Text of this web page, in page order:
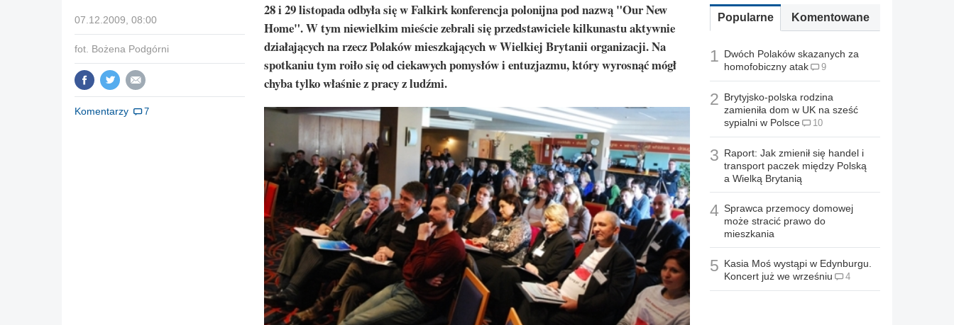
07.12.2009, 08:00
fot. Bożena Podgórni
Komentarzy 7
28 i 29 listopada odbyła się w Falkirk konferencja polonijna pod nazwą "Our New
Home". W tym niewielkim mieście zebrali się przedstawiciele kilkunastu aktywnie
działających na rzecz Polaków mieszkających w Wielkiej Brytanii organizacji. Na
spotkaniu tym roiło się od ciekawych pomysłów i entuzjazmu, który wyrosnąć mógł
chyba tylko właśnie z pracy z ludźmi.
Popularne Komentowane
1 Dwóch Polaków skazanych za
homofobiczny atak
9
2 Brytyjsko-polska rodzina
zamieniła dom w UK na sześć
sypialni w Polsce
10
3 Raport: Jak zmienił się handel i
transport paczek między Polską
a Wielką Brytanią
4 Sprawca przemocy domowej
może stracić prawo do
mieszkania
5 Kasia Moś wystąpi w Edynburgu.
Koncert już we wrześniu
4